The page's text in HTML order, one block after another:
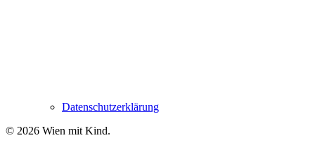
Datenschutzerklärung
© 2026 Wien mit Kind.